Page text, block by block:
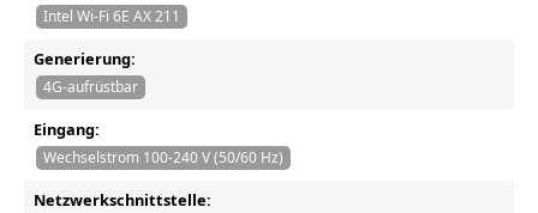
Intel Wi-Fi 6E AX 211
Generierung:
4G-aufrüstbar
Eingang:
Wechselstrom 100-240 V (50/60 Hz)
Netzwerkschnittstelle: